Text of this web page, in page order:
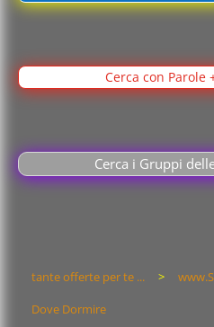
Cerca con Parole
Cerca i Gruppi
tante offerte per te ... >
Dove Dormire